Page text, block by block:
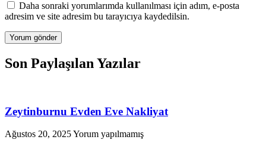
Daha sonraki yorumlarımda kullanılması için adım, e-posta
adresim ve site adresim bu tarayıcıya kaydedilsin.
Son Paylaşılan Yazılar
Zeytinburnu Evden Eve Nakliyat
Ağustos 20, 2025Yorum yapılmamış